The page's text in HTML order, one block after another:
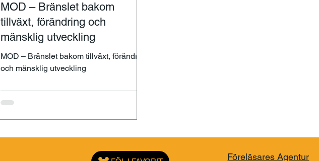
MOD – Bränslet bakom
tillväxt, förändring och
mänsklig utveckling
MOD – Bränslet bakom tillväxt, förändring
och mänsklig utveckling
Föreläsares Agentur